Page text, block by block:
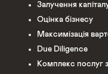
Залучення
Оцінка бізнесу
Максимізація
Due Diligence
Комплекс послуг